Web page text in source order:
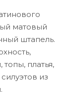
матовый
штапель.
платья,
из